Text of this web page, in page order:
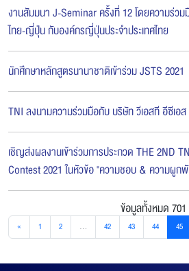
งานสัมมนา J-Seminar ครั้งที่ 12 โดยความร่วม
ไทย-ญี่ปุ่น กับองค์กรญี่ปุ่นประจำประเทศไทย
นักศึกษาหลักสูตรนานาชาติเข้าร่วม JSTS 2021
TNI ลงนามความร่วมมือกับ บริษัท วีเอสที อีซีเอส
เชิญส่งผลงานเข้าร่วมการประกวด THE 2ND
Contest 2021 ในหัวข้อ "ความชอบ & ความผูก
ข้อมูลทั้งหมด 701
« 1 2 ... 42 43 44 45